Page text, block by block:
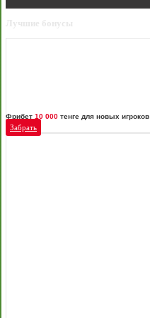
Лучшие бонусы
Фрибет 10 000 тенге для новых игроков
Забрать